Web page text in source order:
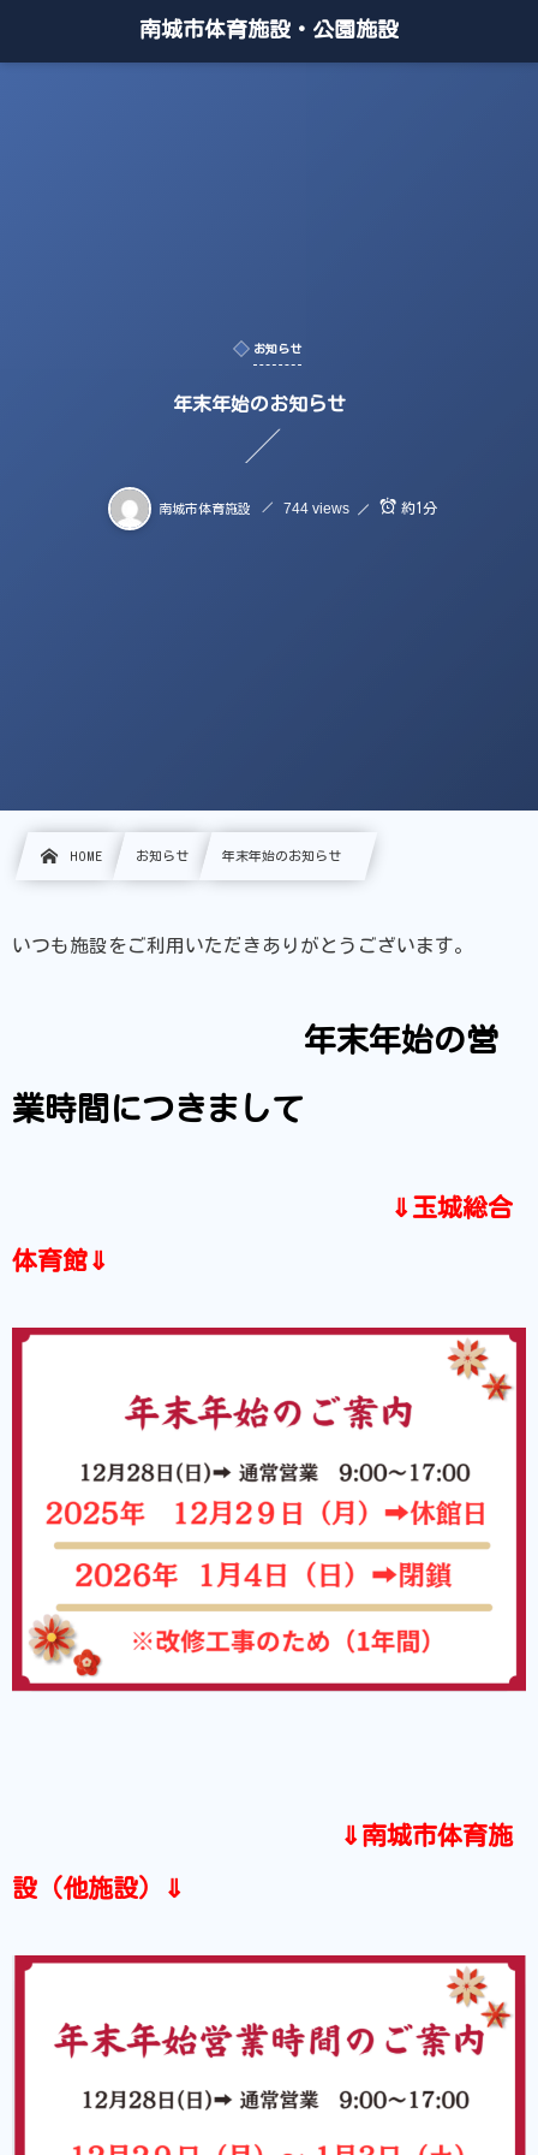
南城市体育施設・公園施設
お知らせ
年末年始のお知らせ
南城市体育施設 744 views 約1分
HOME お知らせ 年末年始のお知らせ
いつも施設をご利用いただきありがとうございます。
年末年始の営
業時間につきまして
⇓玉城総合
体育館⇓
⇓南城市体育施
設（他施設）⇓